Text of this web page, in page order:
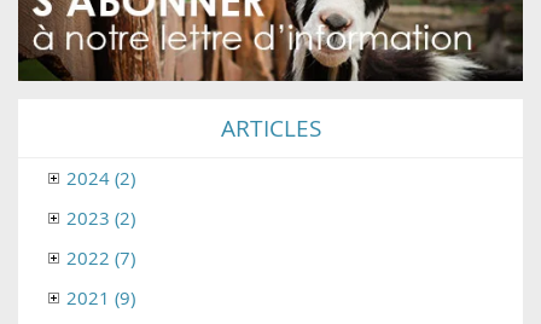
ARTICLES
2024 (2)
2023 (2)
2022 (7)
2021 (9)